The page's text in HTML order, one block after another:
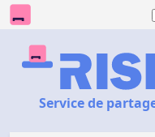
Service de